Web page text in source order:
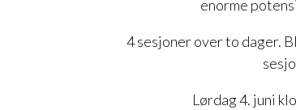
enorme
4 sesjoner over to dager.
Lørdag 4. juni